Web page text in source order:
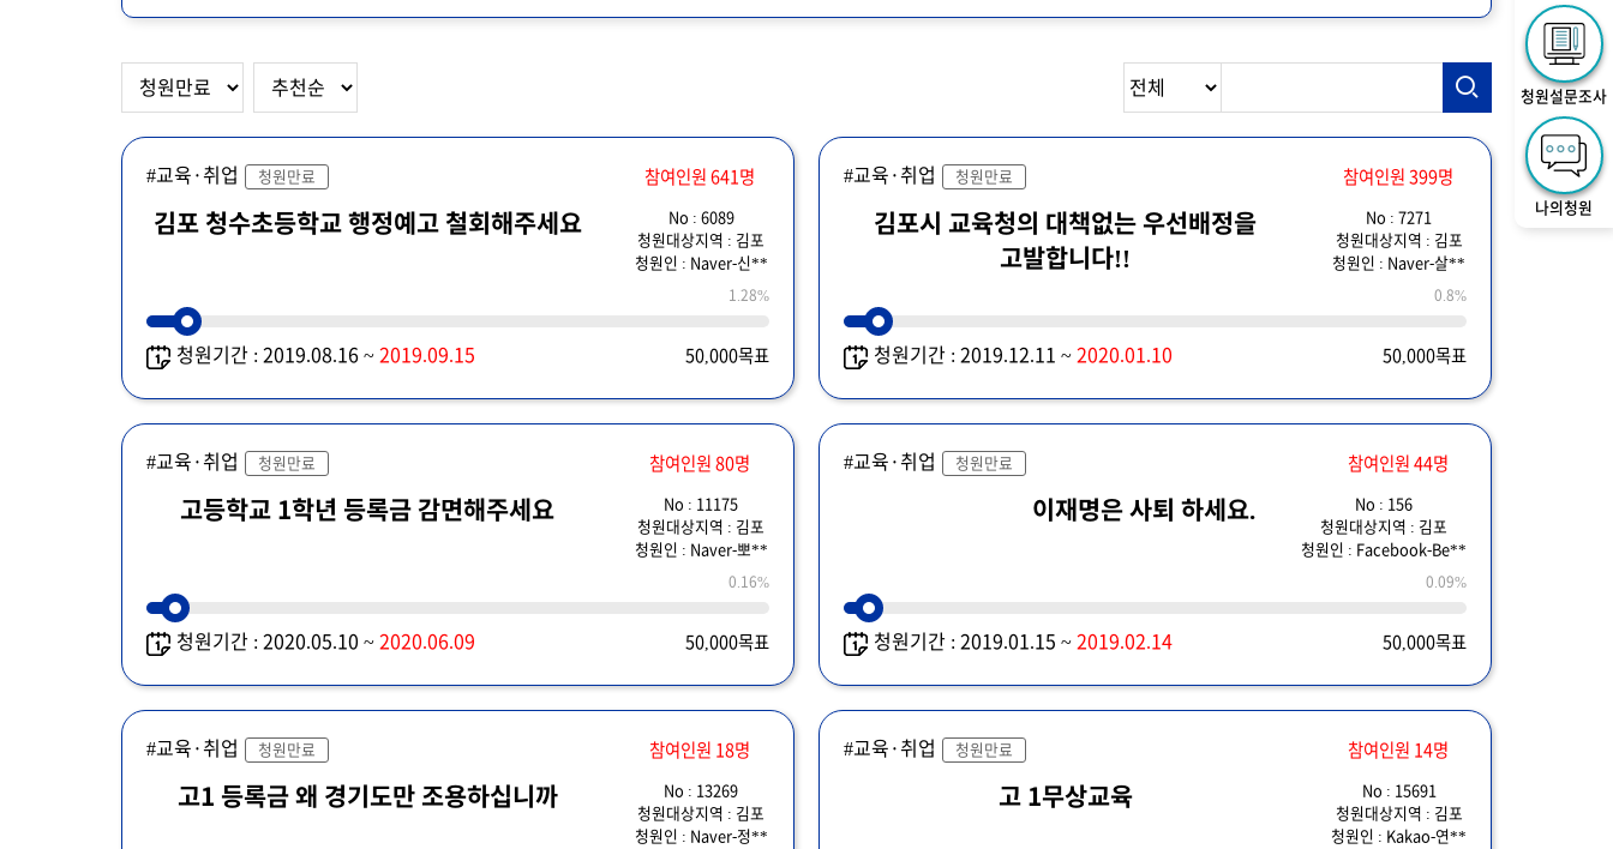
청원설문조사
나의청원
#교육·취업 청원만료 참여인원 641명
김포 청수초등학교 행정예고 철회해주세요
No : 6089
청원대상지역 : 김포
청원인 : Naver-신**
1.28%
청원기간 : 2019.08.16 ~ 2019.09.15 50,000목표
#교육·취업 청원만료 참여인원 399명
김포시 교육청의 대책없는 우선배정을
고발합니다!!
No : 7271
청원대상지역 : 김포
청원인 : Naver-살**
0.8%
청원기간 : 2019.12.11 ~ 2020.01.10 50,000목표
#교육·취업 청원만료 참여인원 80명
고등학교 1학년 등록금 감면해주세요
No : 11175
청원대상지역 : 김포
청원인 : Naver-뽀**
0.16%
청원기간 : 2020.05.10 ~ 2020.06.09 50,000목표
#교육·취업 청원만료 참여인원 44명
이재명은 사퇴 하세요.
No : 156
청원대상지역 : 김포
청원인 : Facebook-Be**
0.09%
청원기간 : 2019.01.15 ~ 2019.02.14 50,000목표
#교육·취업 청원만료 참여인원 18명
고1 등록금 왜 경기도만 조용하십니까
No : 13269
청원대상지역 : 김포
청원인 : Naver-정**
#교육·취업 청원만료 참여인원 14명
고 1무상교육
No : 15691
청원대상지역 : 김포
청원인 : Kakao-연**